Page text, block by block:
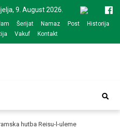
9. August 2026.
Šerijat Namaz Post
Historija
Vakuf Kontakt
Bijeljina
hutba Reisu-l-uleme